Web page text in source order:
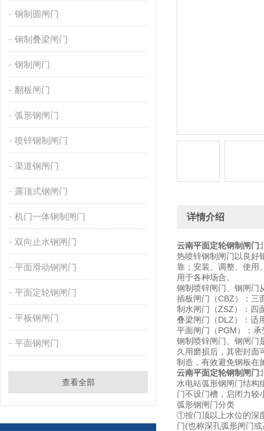
钢制圆闸门
钢制叠梁闸门
钢制闸门
翻板闸门
弧形钢闸门
喷锌钢制闸门
渠道钢闸门
露顶式钢闸门
机门一体钢制闸门
双向止水钢闸门
平面滑动钢闸门
平面定轮钢闸门
平板钢闸门
平面钢闸门
查看全部
详情介绍
云南平面定轮钢制闸门
热喷锌钢制闸门以良好
靠；安装、调整、使用
用于各种场合。
钢制喷锌闸门、钢闸门
插板闸门（CBZ）：三
制水闸门（ZSZ）：四
叠梁闸门（DLZ）：适
平面闸门（PGM）：
钢制喷锌闸门、钢闸门
久用磨损后，其密封面
制造，有效避免钢板在
云南平面定轮钢制闸门
水电站弧形钢闸门结构
门不设门槽，启闭力较
弧形钢闸门分类
①按门顶以上水位的深
门(也称深孔弧形闸门